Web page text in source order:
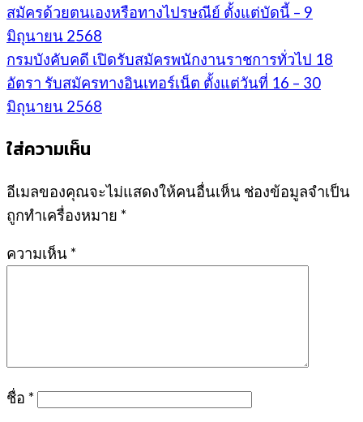
สมัครด้วยตนเองหรือทางไปรษณีย์ ตั้งแต่บัดนี้ – 9
มิถุนายน 2568
กรมบังคับคดี เปิดรับสมัครพนักงานราชการทั่วไป 18
อัตรา รับสมัครทางอินเทอร์เน็ต ตั้งแต่วันที่ 16 – 30
มิถุนายน 2568
ใส่ความเห็น
อีเมลของคุณจะไม่แสดงให้คนอื่นเห็น ช่องข้อมูลจำเป็น
ถูกทำเครื่องหมาย *
ความเห็น *
ชื่อ *